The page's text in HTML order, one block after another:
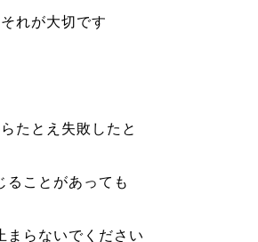
それが大切です
たとえ失敗したと
ることがあっても
まらないでください